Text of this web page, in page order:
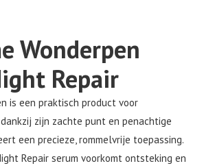
Wonderpen
Repair
is een praktisch product voor
zijn zachte punt en penachtige
een precieze, rommelvrije toepassing.
Repair serum voorkomt ontsteking en